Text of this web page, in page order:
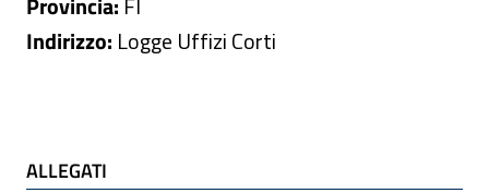
Indirizzo: Logge Uffizi Corti
ALLEGATI e TI POTREBBE INTERESSARE
ALLEGATI